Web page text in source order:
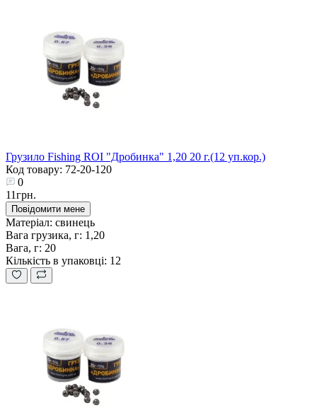
Грузило Fishing ROI "Дробинка" 1,20 20 г.(12 уп.кор.)
Код товару: 72-20-120
0
11грн.
Повідомити мене
Матеріал: свинець
Вага грузика, г: 1,20
Вага, г: 20
Кількість в упаковці: 12